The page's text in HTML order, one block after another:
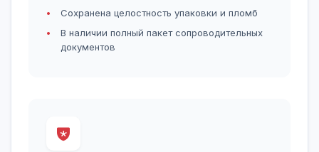
Сохранена целостность упаковки и пломб
В наличии полный пакет сопроводительных
документов